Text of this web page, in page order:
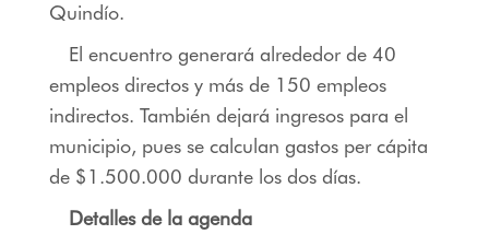
Quindío.
El encuentro generará alrededor de 40
empleos directos y más de 150 empleos
indirectos. También dejará ingresos para el
municipio, pues se calculan gastos per cápita
de $1.500.000 durante los dos días.
Detalles de la agenda